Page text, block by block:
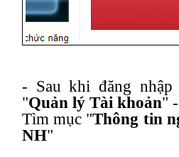
- Sau khi đăng nhập
"Quản lý Tài khoản"
Tìm mục "Thông tin
NH"